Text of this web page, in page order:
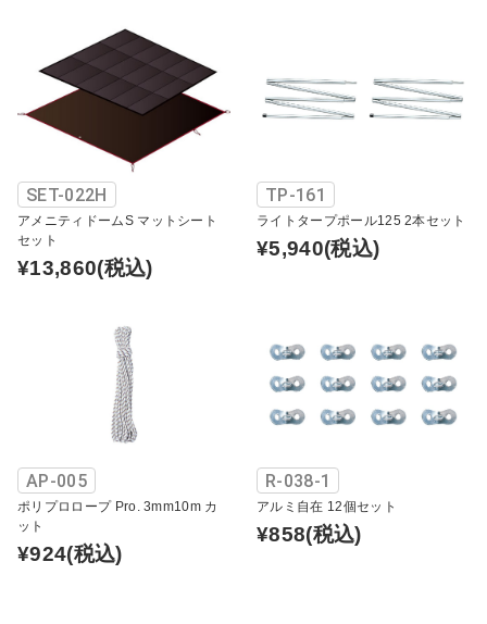
SET-022H
アメニティドームS マットシート
セット
¥13,860(税込)
TP-161
ライトタープポール125 2本セット
¥5,940(税込)
AP-005
ポリプロロープ Pro. 3mm10m カ
ット
¥924(税込)
R-038-1
アルミ自在 12個セット
¥858(税込)